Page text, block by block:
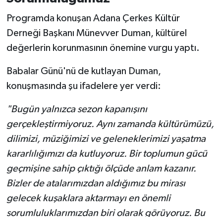
Programda konuşan Adana Çerkes Kültür
Derneği Başkanı Münevver Duman, kültürel
değerlerin korunmasının önemine vurgu yaptı.
Babalar Günü'nü de kutlayan Duman,
konuşmasında şu ifadelere yer verdi:
"Bugün yalnızca sezon kapanışını
gerçekleştirmiyoruz. Aynı zamanda kültürümüzü,
dilimizi, müziğimizi ve geleneklerimizi yaşatma
kararlılığımızı da kutluyoruz. Bir toplumun gücü
geçmişine sahip çıktığı ölçüde anlam kazanır.
Bizler de atalarımızdan aldığımız bu mirası
gelecek kuşaklara aktarmayı en önemli
sorumluluklarımızdan biri olarak görüyoruz. Bu